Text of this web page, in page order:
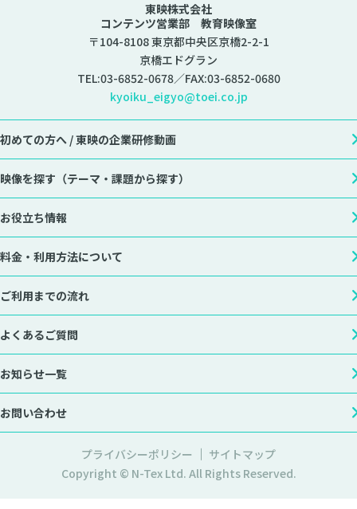
東映株式会社
コンテンツ営業部 教育映像室
〒104-8108 東京都中央区京橋2-2-1
京橋エドグラン
TEL:03-6852-0678／FAX:03-6852-0680
kyoiku_eigyo@toei.co.jp
初めての方へ /東映の企業研修動画
映像を探す （テーマ・課題から探す）
お役立ち情報
料金・利用方法について
ご利用までの流れ
よくあるご質問
お知らせ一覧
お問い合わせ
プライバシーポリシー
サイトマップ
Copyright © N-Tex Ltd. All Rights Reserved.